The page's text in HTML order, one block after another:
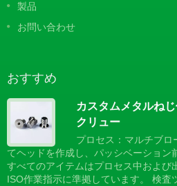
製品
お問い合わせ
おすすめ
カスタムメタルね
クリュー
プロセス：マルチブロ
てヘッドを作成し、パッシベーション
すべてのアイテムはプロセス中および
ISO作業指示に準拠しています。 検査